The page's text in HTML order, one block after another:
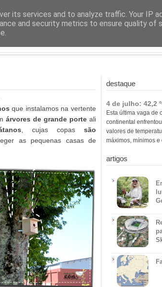
que instalamos na vertente
árvores de grande porte ali
, cujas copassão
as pequenas casas de
destaque
4 de julho: 42,2
Esta última vaga de
continental
valores de
máximos, mínimos e
artigos
its services and to analyze traffic. Your IP
and security metrics to ensure quality of